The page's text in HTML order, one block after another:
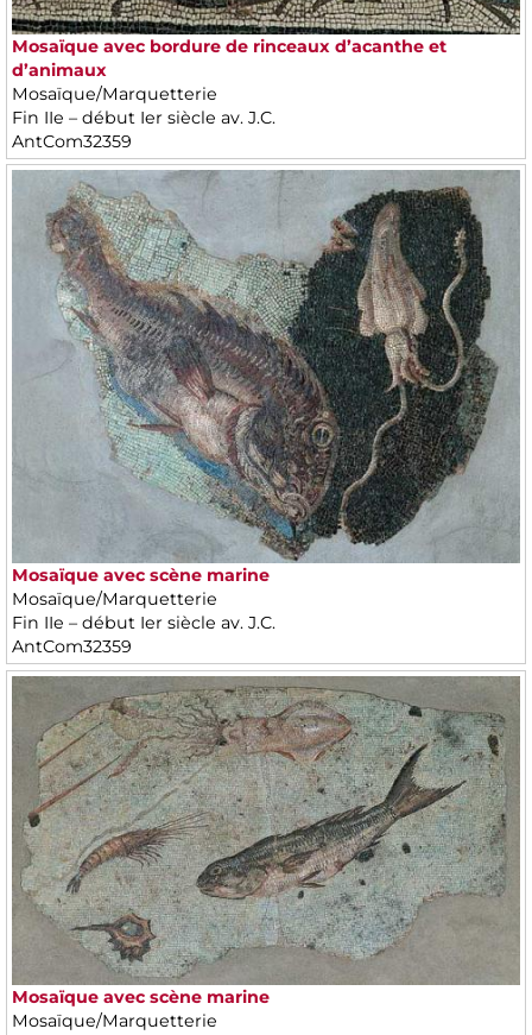
Mosaïque avec bordure de rinceaux d’acanthe et
d’animaux
Mosaïque/Marquetterie
Fin IIe – début Ier siècle av. J.C.
AntCom32359
Mosaïque avec scène marine
Mosaïque/Marquetterie
Fin IIe – début Ier siècle av. J.C.
AntCom32359
Mosaïque avec scène marine
Mosaïque/Marquetterie